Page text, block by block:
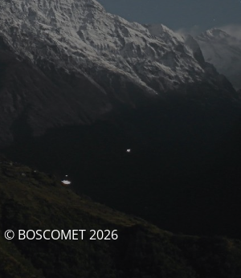
© BOSCOMET 2026